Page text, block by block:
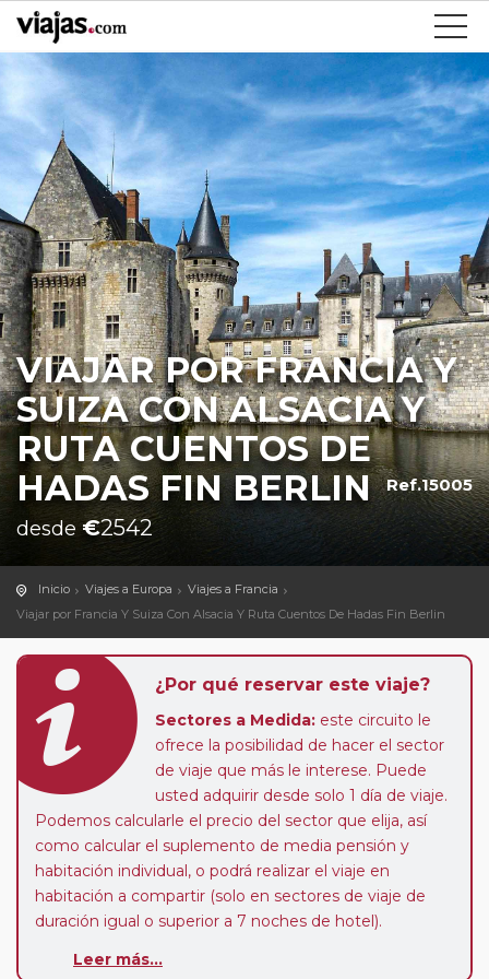
VIAJAR POR FRANCIA Y
SUIZA CON ALSACIA Y
RUTA CUENTOS DE
HADAS FIN BERLIN Ref.15005
desde €2542
Inicio Viajes a Europa
Viajes a Francia
Viajar por Francia Y Suiza Con Alsacia Y Ruta Cuentos De Hadas Fin Berlin
¿Por qué reservar este viaje?
Sectores a Medida: este circuito le
ofrece la posibilidad de hacer el sector
de viaje que más le interese. Puede
usted adquirir desde solo 1 día de viaje.
Podemos calcularle el precio del sector que elija, así
como calcular el suplemento de media pensión y
habitación individual, o podrá realizar el viaje en
habitación a compartir (solo en sectores de viaje de
duración igual o superior a 7 noches de hotel).
de que usted pueda programar una o más paradas en
Leer más...